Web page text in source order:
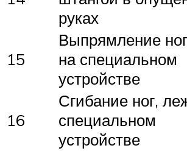
руках
15
Выпрямление
на специальном
устройстве
16
Сгибание ног,
специальном
устройстве